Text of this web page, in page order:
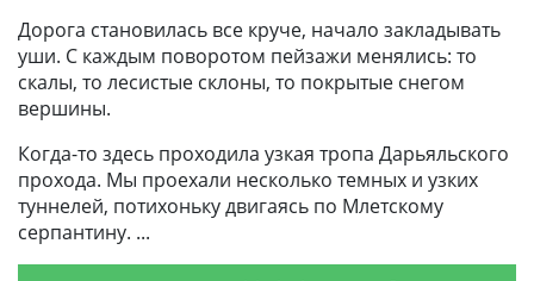
Дорога становилась все круче, начало закладывать
уши. С каждым поворотом пейзажи менялись: то
скалы, то лесистые склоны, то покрытые снегом
вершины.
Когда-то здесь проходила узкая тропа Дарьяльского
прохода. Мы проехали несколько темных и узких
туннелей, потихоньку двигаясь по Млетскому
серпантину.